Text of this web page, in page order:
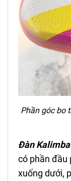
Phần góc bo
Đàn
có phần đầu
xuống dưới,